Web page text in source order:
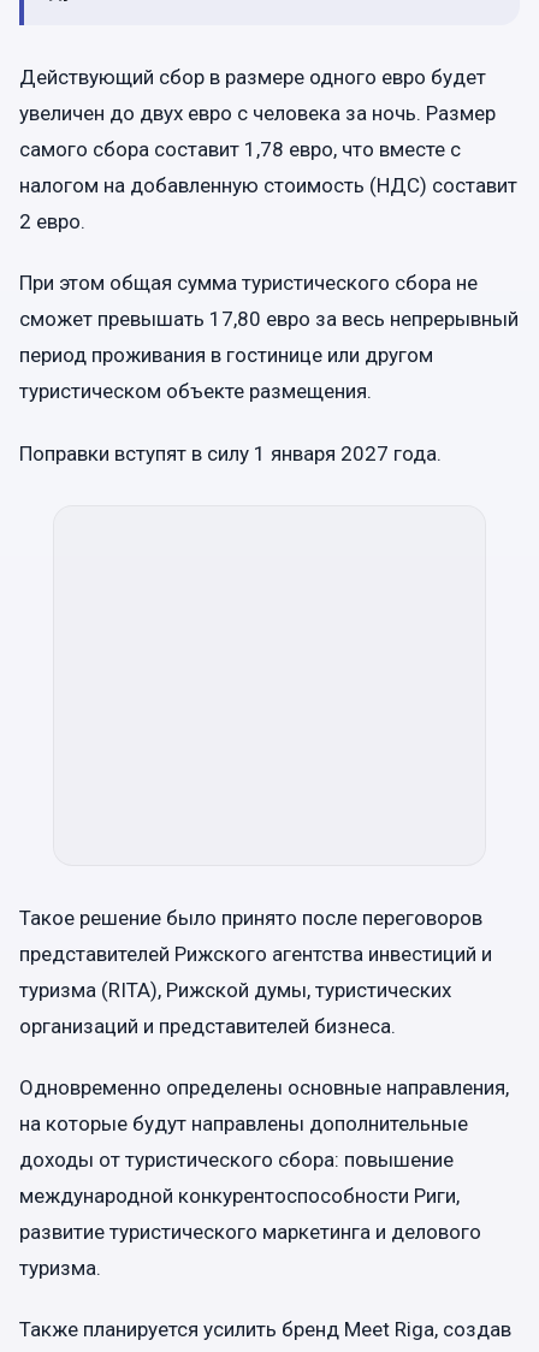
Действующий сбор в размере одного евро будет
увеличен до двух евро с человека за ночь. Размер
самого сбора составит 1,78 евро, что вместе с
налогом на добавленную стоимость (НДС) составит
2 евро.
При этом общая сумма туристического сбора не
сможет превышать 17,80 евро за весь непрерывный
период проживания в гостинице или другом
туристическом объекте размещения.
Поправки вступят в силу 1 января 2027 года.
Такое решение было принято после переговоров
представителей Рижского агентства инвестиций и
туризма (RITA), Рижской думы, туристических
организаций и представителей бизнеса.
Одновременно определены основные направления,
на которые будут направлены дополнительные
доходы от туристического сбора: повышение
международной конкурентоспособности Риги,
развитие туристического маркетинга и делового
туризма.
Также планируется усилить бренд Meet Riga, создав